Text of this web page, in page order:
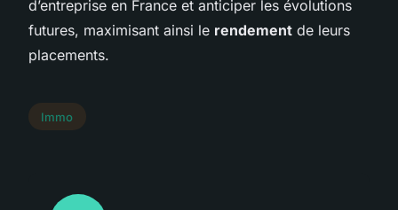
d’entreprise en France et anticiper les évolutions
futures, maximisant ainsi le rendement de leurs
placements.
Immo